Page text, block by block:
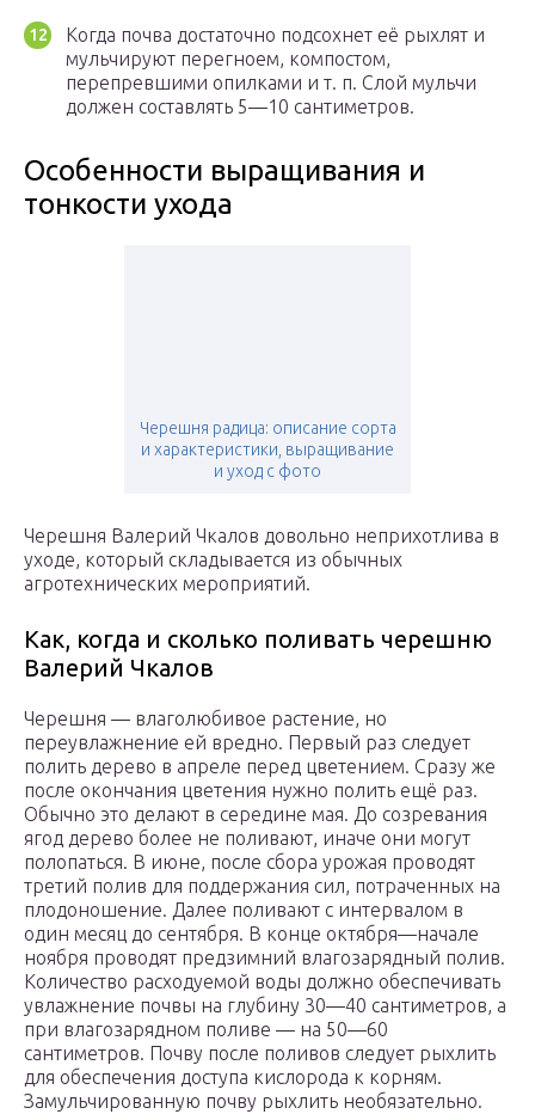
Когда почва достаточно подсохнет её рыхлят и
мульчируют перегноем, компостом,
перепревшими опилками и т. п. Слой мульчи
должен составлять 5—10 сантиметров.
Особенности выращивания и
тонкости ухода
Черешня радица: описание сорта
и характеристики, выращивание
и уход с фото
Черешня Валерий Чкалов довольно неприхотлива в
уходе, который складывается из обычных
агротехнических мероприятий.
Как, когда и сколько поливать черешню
Валерий Чкалов
Черешня — влаголюбивое растение, но
переувлажнение ей вредно. Первый раз следует
полить дерево в апреле перед цветением. Сразу же
после окончания цветения нужно полить ещё раз.
Обычно это делают в середине мая. До созревания
ягод дерево более не поливают, иначе они могут
полопаться. В июне, после сбора урожая проводят
третий полив для поддержания сил, потраченных на
плодоношение. Далее поливают с интервалом в
один месяц до сентября. В конце октября—начале
ноября проводят предзимний влагозарядный полив.
Количество расходуемой воды должно обеспечивать
увлажнение почвы на глубину 30—40 сантиметров, а
при влагозарядном поливе — на 50—60
сантиметров. Почву после поливов следует рыхлить
для обеспечения доступа кислорода к корням.
Замульчированную почву рыхлить необязательно.